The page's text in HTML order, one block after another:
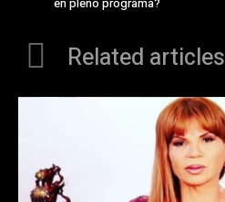
Related articles